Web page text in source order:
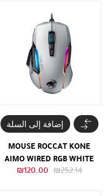
MOUSE ROCCAT KONE
AIMO WIRED RGB WHITE
₪252.14
السعر ₪120.00
إضافة إلى السلة